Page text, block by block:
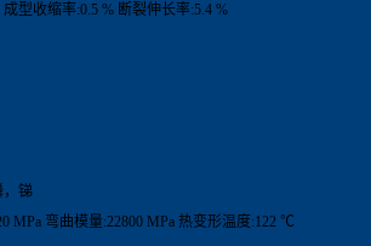
型收缩率:0.5 % 断裂伸长率:5.4 %
，锑
MPa 弯曲模量:22800 MPa 热变形温度:122 ℃